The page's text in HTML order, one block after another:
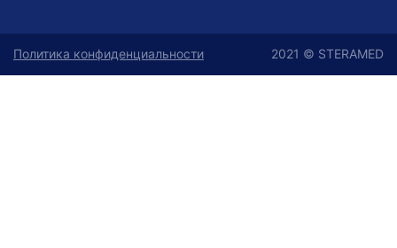
Политика конфиденциальности 2021 © STERAMED